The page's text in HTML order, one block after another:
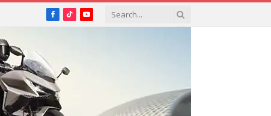
Facebook
TikTokYouTube